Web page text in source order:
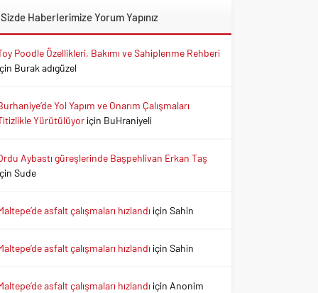
Sizde Haberlerimize Yorum Yapınız
Poodle Özellikleri, Bakımı ve Sahiplenme Rehberi
Burak adıgüzel
Yol Yapım ve Onarım Çalışmaları
Yürütülüyoriçin BuHraniyeli
Aybastı güreşlerinde Başpehlivan Erkan Taş
Sude
asfalt çalışmaları hızlandı içinSahin
asfalt çalışmaları hızlandı içinSahin
asfalt çalışmaları hızlandı için Anonim